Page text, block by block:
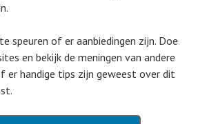
speuren of er aanbiedingen zijn. Doe
en bekijk de meningen van andere
er handige tips zijn geweest over dit